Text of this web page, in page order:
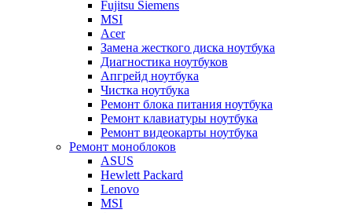
Fujitsu Siemens
MSI
Acer
Замена жесткого диска ноутбука
Диагностика ноутбуков
Апгрейд ноутбука
Чистка ноутбука
Ремонт блока питания ноутбука
Ремонт клавиатуры ноутбука
Ремонт видеокарты ноутбука
Ремонт моноблоков
ASUS
Hewlett Packard
Lenovo
MSI